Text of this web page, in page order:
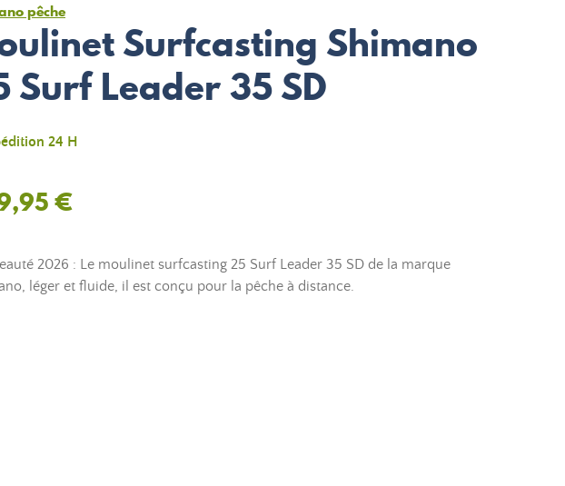
pêche
Surfcasting Shimano
Surf Leader 35 SD
24 H
€
2026 : Le moulinet surfcasting 25 Surf Leader 35 SD de la marque
léger et fluide, il est conçu pour la pêche à distance.